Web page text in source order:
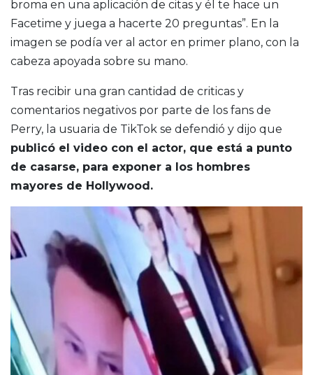
broma en una aplicación de citas y él te hace un
Facetime y juega a hacerte 20 preguntas”. En la
imagen se podía ver al actor en primer plano, con la
cabeza apoyada sobre su mano.
Tras recibir una gran cantidad de criticas y
comentarios negativos por parte de los fans de
Perry, la usuaria de TikTok se defendió y dijo que
publicó el video con el actor, que está a punto
de casarse, para exponer a los hombres
mayores de Hollywood.